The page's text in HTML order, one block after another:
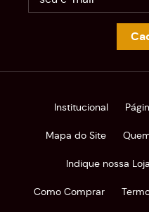
Institucional
Mapa do Site
Indique nossa Loja
Como Comprar